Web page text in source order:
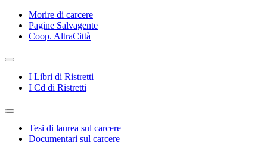
Morire di carcere
Pagine Salvagente
Coop. AltraCittà
I Libri di Ristretti
I Cd di Ristretti
Tesi di laurea sul carcere
Documentari sul carcere